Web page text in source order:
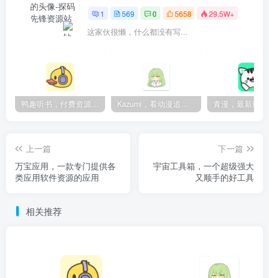
1 569 0 5658 29.5W+
这家伙很懒，什么都没有写...
鸭趣听书，付费资源无限制，内置多书源 Kazumi，看动漫追番的神器，纯净无广
上一篇
万宝应用，一款专门提供各
类应用软件资源的应用
下一篇
宇宙工具箱，一个超级强大
又顺手的好工具
相关推荐